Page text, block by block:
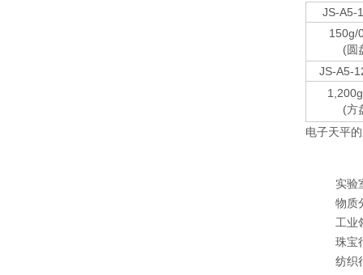
JS-A5-
150g/
(圆
JS-A5-
(方
电子天平
实验
物质
工业
珠宝
纺织